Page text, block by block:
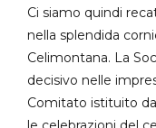
Ci siamo quindi
nella splendida
Celimontana. La
decisivo nelle
Comitato istituito